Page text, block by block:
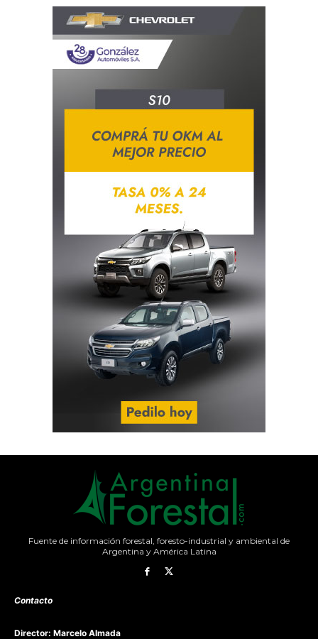
Fuente de información forestal, foresto-industrial y ambiental de
Argentina y América Latina
Contacto
Director: Marcelo Almada